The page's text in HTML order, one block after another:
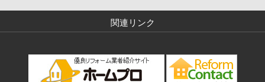
関連リンク